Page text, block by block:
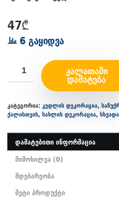
47₾
6 გაყიდვა
ᲙᲐᲚᲐᲗᲐᲨᲘ
ᲓᲐᲛᲐᲢᲔᲑᲐ
კატეგორია: კედლის დეკორაცია,
ქალისთვის, სახლის დეკორაცია,
დამატებითი ინფორმაცია
მიმოხილვა (0)
მდებარეობა
მეტი პროდუქტი